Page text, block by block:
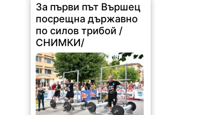
За първи път Вършец
посрещна държавно
по силов трибой /
СНИМКИ/